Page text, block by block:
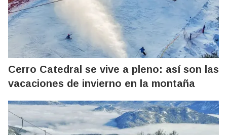
Cerro Catedral se vive a pleno: así son las
vacaciones de invierno en la montaña